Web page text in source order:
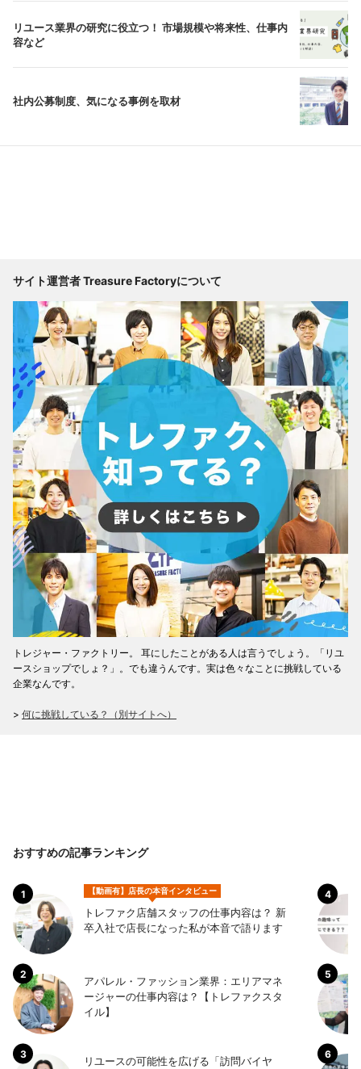
リユース業界の研究に役立つ！ 市場規模や将来性、仕事内
容など
社内公募制度、気になる事例を取材
サイト運営者 Treasure Factoryについて
トレジャー・ファクトリー。 耳にしたことがある人は言うでしょう。「リユ
ースショップでしょ？」。でも違うんです。実は色々なことに挑戦している
企業なんです。
> 何に挑戦している？（別サイトへ）
おすすめの記事ランキング
【動画有】店長の本音インタビュー
トレファク店舗スタッフの仕事内容は？ 新
卒入社で店長になった私が本音で語ります
アパレル・ファッション業界：エリアマネ
ージャーの仕事内容は？【トレファクスタ
イル】
リユースの可能性を広げる「訪問バイヤ